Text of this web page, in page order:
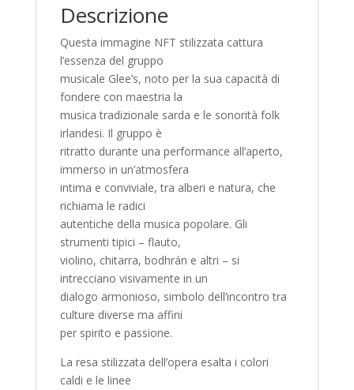
Descrizione
Questa immagine NFT stilizzata cattura
l’essenza del gruppo
musicale Glee’s, noto per la sua capacità di
fondere con maestria la
musica tradizionale sarda e le sonorità folk
irlandesi. Il gruppo è
ritratto durante una performance all’aperto,
immerso in un’atmosfera
intima e conviviale, tra alberi e natura, che
richiama le radici
autentiche della musica popolare. Gli
strumenti tipici – flauto,
violino, chitarra, bodhrán e altri – si
intrecciano visivamente in un
dialogo armonioso, simbolo dell’incontro tra
culture diverse ma affini
per spirito e passione.
La resa stilizzata dell’opera esalta i colori
caldi e le linee